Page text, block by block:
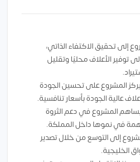
إلى تحقيق الاكتفاء الذاتي،
توفير الأعلاف محليًا وتقليل
المشروع على تحسين الجودة
عالية الجودة بأسعار تنافسية.
المشروع في دعم الثروة
في نموها داخل المملكة.
إلى التوسع من خلال تصدير
الخليجية.